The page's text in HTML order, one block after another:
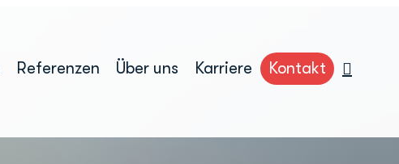
Referenzen Über uns Karriere Kontakt